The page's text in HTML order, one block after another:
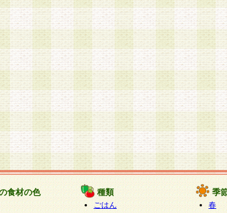
食材の色 種類
ごはん
季
春